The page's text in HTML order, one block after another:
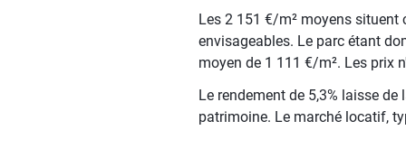
Les 2 151 €/m² moyens situent
envisageables. Le parc étant
moyen de 1 111 €/m². Les prix
Le rendement de 5,3% laisse
patrimoine. Le marché locatif,